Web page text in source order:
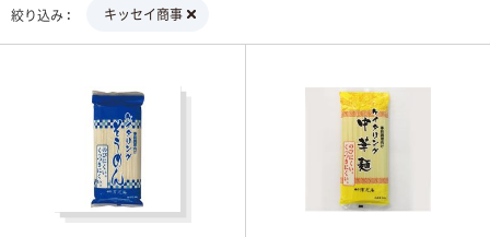
絞り込み キッセイ商事